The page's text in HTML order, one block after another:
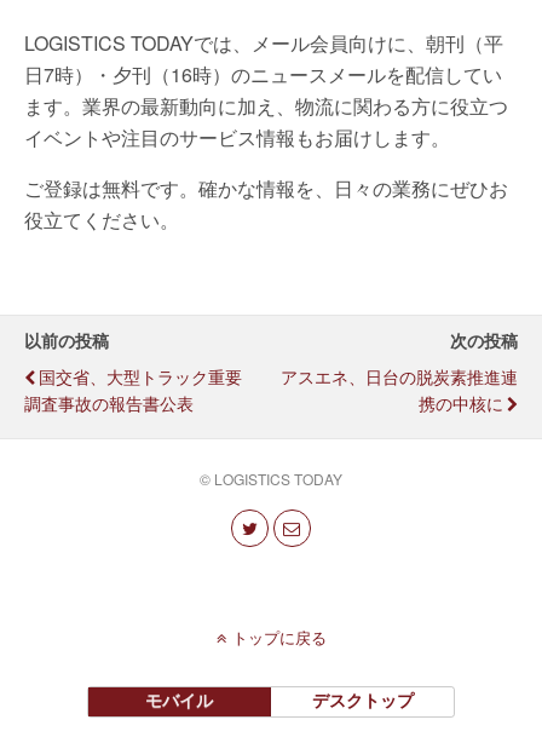
LOGISTICS TODAYでは、メール会員向けに、朝刊（平
日7時）・夕刊（16時）のニュースメールを配信してい
ます。業界の最新動向に加え、物流に関わる方に役立つ
イベントや注目のサービス情報もお届けします。
ご登録は無料です。確かな情報を、日々の業務にぜひお
役立てください。
以前の投稿
国交省、大型トラック重要
調査事故の報告書公表
次の投稿
アスエネ、日台の脱炭素推進連
携の中核に
© LOGISTICS TODAY
トップに戻る
モバイル デスクトップ